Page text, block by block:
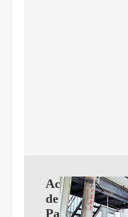
Aceite
de
Palmiste